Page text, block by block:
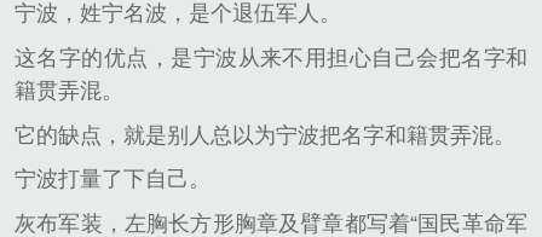
宁波，姓宁名波，是个退伍军人。
这名字的优点，是宁波从来不用担心自己会把名字和
籍贯弄混。
它的缺点，就是别人总以为宁波把名字和籍贯弄混。
宁波打量了下自己。
灰布军装，左胸长方形胸章及臂章都写着“国民革命军